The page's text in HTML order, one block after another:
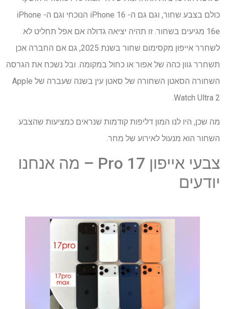
כולם בצבע שחור, וגם גם ה- iPhone 16 הנוכחי וגם ה- iPhone
16e מגיעים בשחור. זו תהיה יציאה גדולה אם אפל תחליט לא
לשחרר אייפון מקסימום שחור בשנת 2025, גם אם החברה אכן
תשחרר גוון כהה של אפור או כחול במקומה. ובל נשכח את הגרסה
השחורה הסאטן השחורה של סאטן עין בשנה שעברה של Apple
Watch Ultra 2.
מה שכן, היו לנו המון דליפות קודמות שנראים כמציעות שהצבע
השחור הוא מנעול לאירוע של מחר.
צבעי אייפון 17 Pro – מה אנחנו
יודעים